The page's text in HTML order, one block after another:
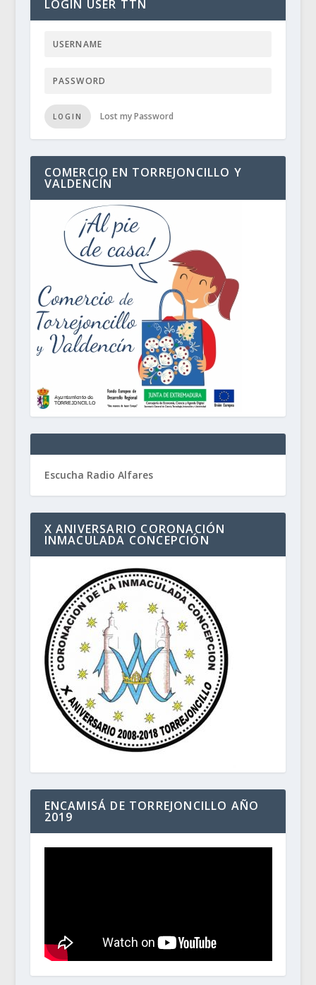
LOGIN USER TTN
LOGIN Lost my Password
COMERCIO EN TORREJONCILLO Y
VALDENCÍN
Escucha Radio Alfares
X ANIVERSARIO CORONACIÓN
INMACULADA CONCEPCIÓN
ENCAMISÁ DE TORREJONCILLO AÑO
2019